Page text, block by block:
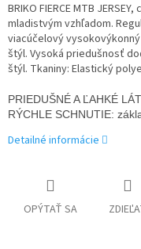
BRIKO FIERCE MTB
mladistvým vzhľadom.
viacúčelový
štýl. Vysoká priedušnosť
štýl. Tkaniny: Elastický
PRIEDUŠNÉ A ĽAHKÉ
Detailné informácie
OPÝTAŤ SA